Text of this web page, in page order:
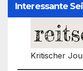
Interessante
Kritischer